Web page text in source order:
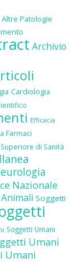
Altre Patologie
Archivio
Cardiologia
Efficacia
Farmaci
di Sanità
Nazionale
Soggetti
Soggetti Umani
Umani
Umani